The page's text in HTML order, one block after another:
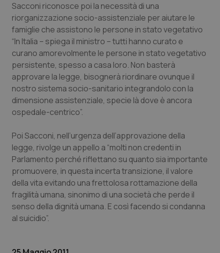
Umbria
Valle D’Aosta
Veneto
Oftalmologia
Oncodermatologia
Oncoematologia
Oncologia & Nutrizione
Psoriasi & pelle
Quotidiano Cardiologia
Quotidiano Chirurgia
Quotidiano Oncologia
Quotidiano Pediatria
Sacconi riconosce poi la necessità di una
riorganizzazione socio-assistenziale per aiutare le
famiglie che assistono le persone in stato vegetativo
“In Italia – spiega il ministro – tutti hanno curato e
curano amorevolmente le persone in stato vegetativo
persistente, spesso a casa loro. Non basterà
approvare la legge, bisognerà riordinare ovunque il
nostro sistema socio-sanitario integrandolo con la
dimensione assistenziale, specie là dove è ancora
ospedale-centrico”.
Poi Sacconi, nell’urgenza dell’approvazione della
legge, rivolge un appello a “molti non credenti in
Parlamento perché riflettano su quanto sia importante
promuovere, in questa incerta transizione, il valore
della vita evitando una frettolosa rottamazione della
fragilità umana, sinonimo di una società che perde il
senso della dignità umana. E così facendo si condanna
al suicidio”.